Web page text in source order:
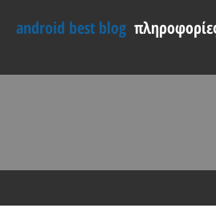
android best blog